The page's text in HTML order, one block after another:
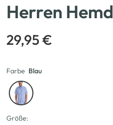
Herren Hemd
29,95 €
Farbe Blau
Größe: